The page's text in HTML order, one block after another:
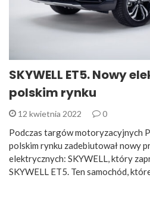
SKYWELL ET5. Nowy
polskim rynku
12 kwietnia 2022 0
Podczas targów motoryzacyjnych
polskim rynku zadebiutował nowy
elektrycznych: SKYWELL, który
SKYWELL ET5. Ten samochód,